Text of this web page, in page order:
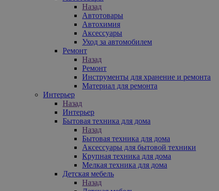
Назад
Автотовары
Автохимия
Аксессуары
Уход за автомобилем
Ремонт
Назад
Ремонт
Инструменты для хранение и ремонта
Материал для ремонта
Интерьер
Назад
Интерьер
Бытовая техника для дома
Назад
Бытовая техника для дома
Аксессуары для бытовой техники
Крупная техника для дома
Мелкая техника для дома
Детская мебель
Назад